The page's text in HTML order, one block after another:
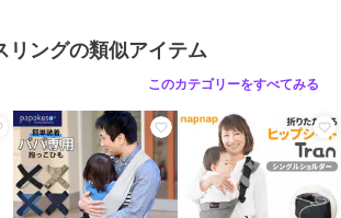
は、ベッドやソファなどの安全な場所で、可能
いながら装着してください。おんぶの際は特に注
に使用する場合は、必ず新生児パッド（別売）
お子さまの手や指が入らないよう注意してくだ
リングの類似アイテム
このカテゴリーをすべてみる